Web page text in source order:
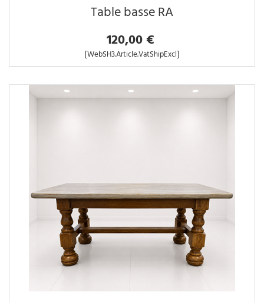
Table basse RA
120,00 €
[WebSH3.Article.VatShipExcl]